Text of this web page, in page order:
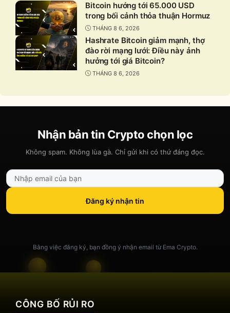
Bitcoin hướng tới 65.000 USD
trong bối cảnh thỏa thuận Hormuz
THÁNG 8 6, 2026
Hashrate Bitcoin giảm mạnh, thợ
đào rời mạng lưới: Điều này ảnh
hưởng tới giá Bitcoin?
THÁNG 8 6, 2026
Nhận bản tin Crypto chọn lọc
Không spam. Không lùa gà. Chỉ gửi khi có thứ đáng đọc.
Đăng ký nhận tin
Bằng việc đăng ký, bạn đồng ý nhận email từ Ema Crypto.
CÔNG BỐ RỦI RO